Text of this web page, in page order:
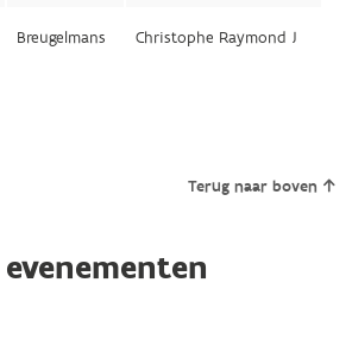
Breugelmans Christophe Raymond J
Terug naar boven